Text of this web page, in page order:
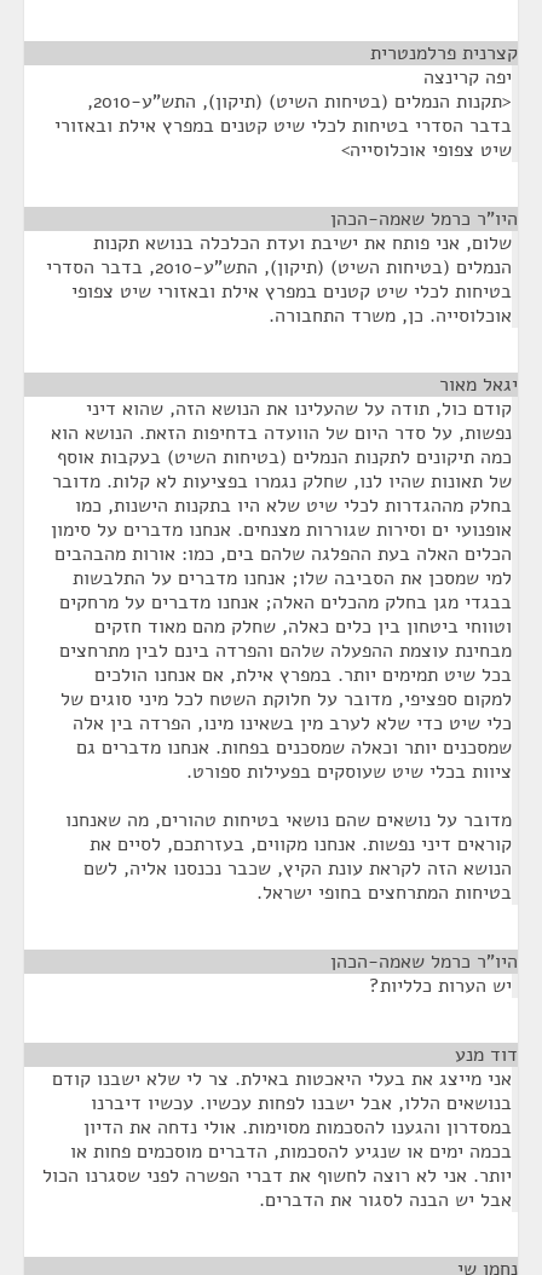
קצרנית פרלמנטרית
יפה קרינצה
<תקנות הנמלים (בטיחות השיט) (תיקון), התש"ע-2010,
בדבר הסדרי בטיחות לכלי שיט קטנים במפרץ אילת ובאזורי
שיט צפופי אוכלוסייה>
היו"ר כרמל שאמה-הכהן
שלום, אני פותח את ישיבת ועדת הכלכלה בנושא תקנות
הנמלים (בטיחות השיט) (תיקון), התש"ע-2010, בדבר הסדרי
בטיחות לכלי שיט קטנים במפרץ אילת ובאזורי שיט צפופי
אוכלוסייה. כן, משרד התחבורה.
יגאל מאור
קודם כול, תודה על שהעלינו את הנושא הזה, שהוא דיני
נפשות, על סדר היום של הוועדה בדחיפות הזאת. הנושא הוא
כמה תיקונים לתקנות הנמלים (בטיחות השיט) בעקבות אוסף
של תאונות שהיו לנו, שחלק נגמרו בפציעות לא קלות. מדובר
בחלק מההגדרות לכלי שיט שלא היו בתקנות הישנות, כמו
אופנועי ים וסירות שגוררות מצנחים. אנחנו מדברים על סימון
הכלים האלה בעת ההפלגה שלהם בים, כמו: אורות מהבהבים
למי שמסכן את הסביבה שלו; אנחנו מדברים על התלבשות
בבגדי מגן בחלק מהכלים האלה; אנחנו מדברים על מרחקים
וטווחי ביטחון בין כלים כאלה, שחלק מהם מאוד חזקים
מבחינת עוצמת ההפעלה שלהם והפרדה בינם לבין מתרחצים
בכל שיט תמימים יותר. במפרץ אילת, אם אנחנו הולכים
למקום ספציפי, מדובר על חלוקת השטח לכל מיני סוגים של
כלי שיט כדי שלא לערב מין בשאינו מינו, הפרדה בין אלה
שמסכנים יותר וכאלה שמסכנים בפחות. אנחנו מדברים גם
ציוות בכלי שיט שעוסקים בפעילות ספורט.
מדובר על נושאים שהם נושאי בטיחות טהורים, מה שאנחנו
קוראים דיני נפשות. אנחנו מקווים, בעזרתכם, לסיים את
הנושא הזה לקראת עונת הקיץ, שכבר נכנסנו אליה, לשם
בטיחות המתרחצים בחופי ישראל.
היו"ר כרמל שאמה-הכהן
יש הערות כלליות?
דוד מנע
אני מייצג את בעלי היאכטות באילת. צר לי שלא ישבנו קודם
בנושאים הללו, אבל ישבנו לפחות עכשיו. עכשיו דיברנו
במסדרון והגענו להסכמות מסוימות. אולי נדחה את הדיון
בכמה ימים או שנגיע להסכמות, הדברים מוסכמים פחות או
יותר. אני לא רוצה לחשוף את דברי הפשרה לפני שסגרנו הכול
אבל יש הבנה לסגור את הדברים.
נחמן שי